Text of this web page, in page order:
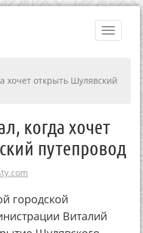
Toggle
хочет открыть Шулявский
когда хочет
путепровод
городской
Виталий